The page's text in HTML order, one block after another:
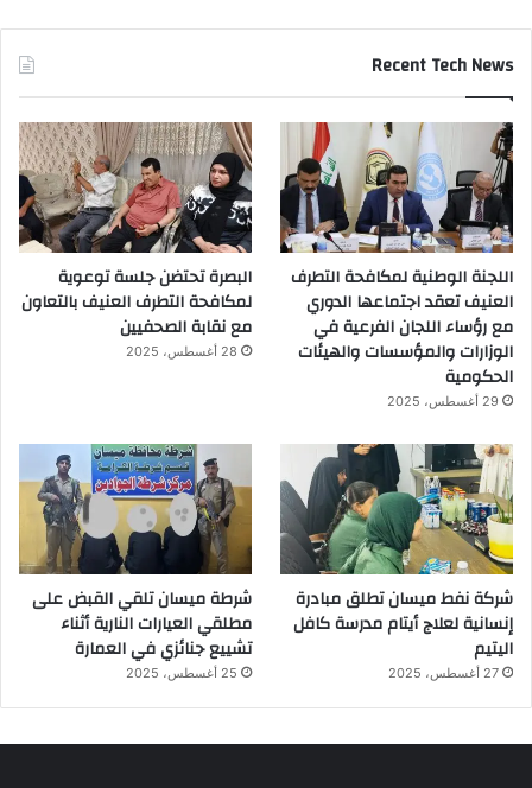
Recent Tech News
اللجنة الوطنية لمكافحة التطرف
العنيف تعقد اجتماعها الدوري
مع رؤساء اللجان الفرعية في
الوزارات والمؤسسات والهيئات
الحكومية
29 أغسطس، 2025
البصرة تحتضن جلسة توعوية
لمكافحة التطرف العنيف بالتعاون
مع نقابة الصحفيين
28 أغسطس، 2025
شركة نفط ميسان تطلق مبادرة
إنسانية لعلاج أيتام مدرسة كافل
اليتيم
27 أغسطس، 2025
شرطة ميسان تلقي القبض على
مطلقي العيارات النارية أثناء
تشييع جنائزي في العمارة
25 أغسطس، 2025